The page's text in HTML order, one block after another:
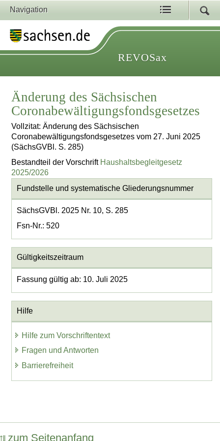
Navigation
REVOSax
Änderung des Sächsischen
Coronabewältigungsfondsgesetzes
Vollzitat: Änderung des Sächsischen
Coronabewältigungsfondsgesetzes vom 27. Juni 2025
(SächsGVBl. S. 285)
Bestandteil der Vorschrift Haushaltsbegleitgesetz
2025/2026
Fundstelle und systematische Gliederungsnummer
SächsGVBl. 2025 Nr. 10, S. 285
Fsn-Nr.: 520
Gültigkeitszeitraum
Fassung gültig ab: 10. Juli 2025
Hilfe
Hilfe zum Vorschriftentext
Fragen und Antworten
Barrierefreiheit
zum Seitenanfang